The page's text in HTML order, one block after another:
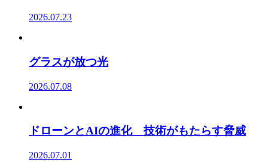
2026.07.23
グラスが放つ光
2026.07.08
ドローンとAIの進化 技術がもたらす脅威
2026.07.01